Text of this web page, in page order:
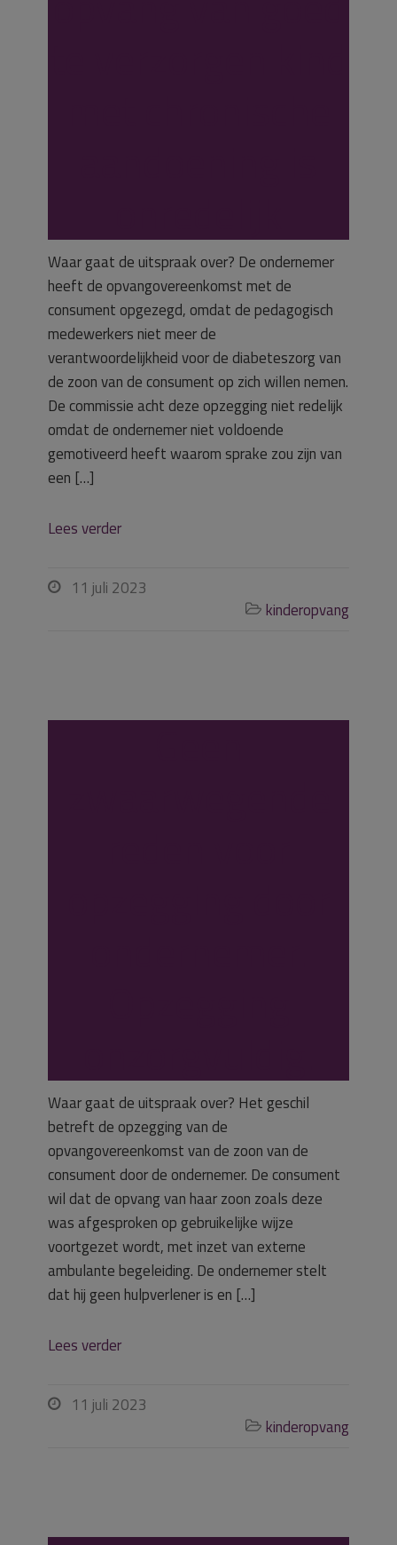
Waar gaat de uitspraak over? De ondernemer
heeft de opvangovereenkomst met de
consument opgezegd, omdat de pedagogisch
medewerkers niet meer de
verantwoordelijkheid voor de diabeteszorg van
de zoon van de consument op zich willen nemen.
De commissie acht deze opzegging niet redelijk
omdat de ondernemer niet voldoende
gemotiveerd heeft waarom sprake zou zijn van
een […]
Lees verder
 11 juli 2023
 kinderopvang
Waar gaat de uitspraak over? Het geschil
betreft de opzegging van de
opvangovereenkomst van de zoon van de
consument door de ondernemer. De consument
wil dat de opvang van haar zoon zoals deze
was afgesproken op gebruikelijke wijze
voortgezet wordt, met inzet van externe
ambulante begeleiding. De ondernemer stelt
dat hij geen hulpverlener is en […]
Lees verder
 11 juli 2023
 kinderopvang